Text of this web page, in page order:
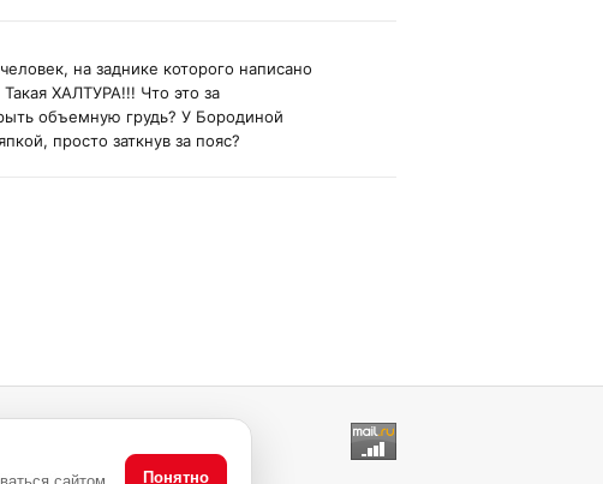
на заднике которого написано
ХАЛТУРА!!! Что это за
объемную грудь? У Бородиной
просто заткнув за пояс?
Понятно